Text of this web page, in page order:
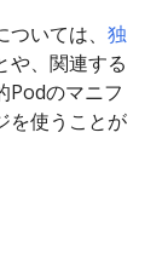
いては、 独
や、関連する
Podのマニフ
を使うことが